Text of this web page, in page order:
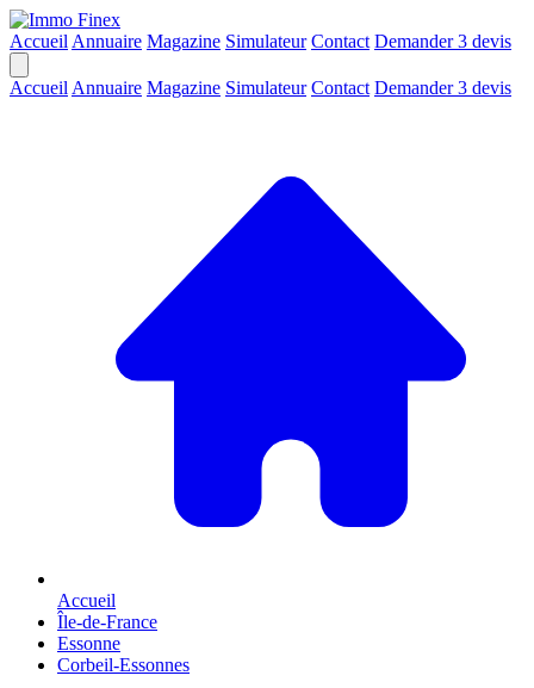
Accueil Annuaire Magazine Simulateur Contact Demander 3 devis
Accueil Annuaire Magazine Simulateur Contact Demander 3 devis
Accueil
Île-de-France
Essonne
Corbeil-Essonnes